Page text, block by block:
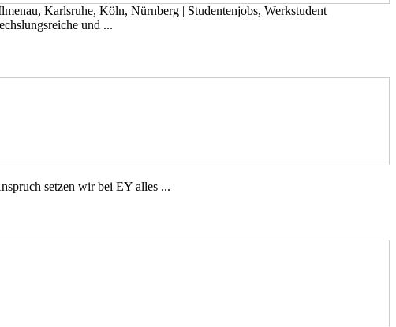
Karlsruhe, Köln, Nürnberg | Studentenjobs, Werkstudent
und ...
setzen wir bei EY alles ...